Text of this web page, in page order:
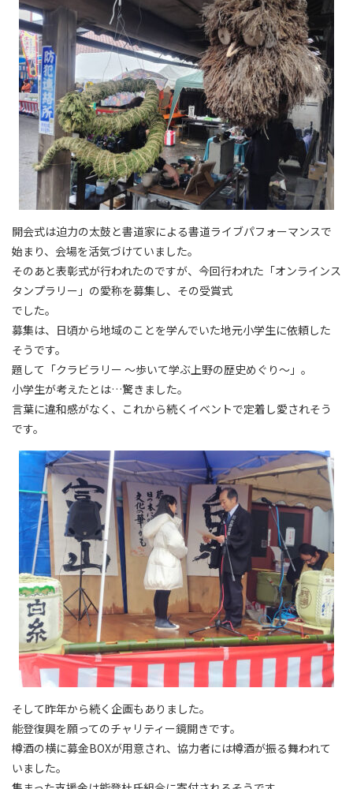
開会式は迫力の太鼓と書道家による書道ライブパフォーマンスで
始まり、会場を活気づけていました。
そのあと表彰式が行われたのですが、今回行われた「オンラインス
タンプラリー」の愛称を募集し、その受賞式
でした。
募集は、日頃から地域のことを学んでいた地元小学生に依頼した
そうです。
題して「クラビラリー ～歩いて学ぶ上野の歴史めぐり～」。
小学生が考えたとは…驚きました。
言葉に違和感がなく、これから続くイベントで定着し愛されそう
です。
そして昨年から続く企画もありました。
能登復興を願ってのチャリティー鏡開きです。
樽酒の横に募金BOXが用意され、協力者には樽酒が振る舞われて
いました。